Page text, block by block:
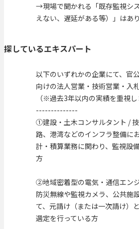
→現場で聞かれる「既存監視シ
えない、遅延がある等）」はあ
探しているエキスパート
以下のいずれかの企業にて、官
向けの法人営業・技術営業・入
（※過去3年以内の実績を重視し
--------------
①建設・土木コンサルタント /
路、港湾などのインフラ整備に
計・積算業務に関わり、監視設
方
②地域密着型の電気・通信エン
防災無線や監視カメラ、公共施
て、元請け（または一次請け）
選定を行っている方